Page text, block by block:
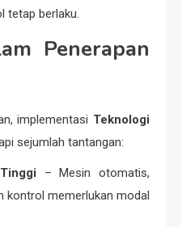
tetap berlaku.
Penerapan
implementasi Teknologi
sejumlah tantangan:
– Mesin otomatis,
kontrol memerlukan modal